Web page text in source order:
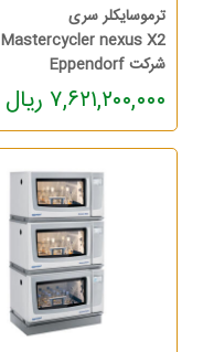
ترموسایکلر سری
Mastercycler nexus X2
شرکت Eppendorf
۷,۶۲۱,۲۰۰,۰۰۰ ریال